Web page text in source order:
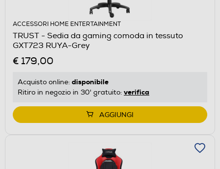
ACCESSORI HOME ENTERTAINMENT
TRUST - Sedia da gaming comoda in tessuto
GXT723 RUYA-Grey
€ 179,00
Acquisto online: disponibile
Ritiro in negozio in 30' gratuito: verifica
AGGIUNGI